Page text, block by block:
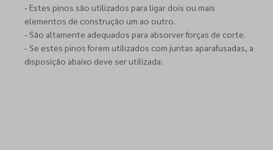
- Estes pinos são utilizados para ligar dois ou mais
elementos de construção um ao outro.
- São altamente adequados para absorver forças de corte.
- Se estes pinos forem utilizados com juntas aparafusadas, a
disposição abaixo deve ser utilizada: